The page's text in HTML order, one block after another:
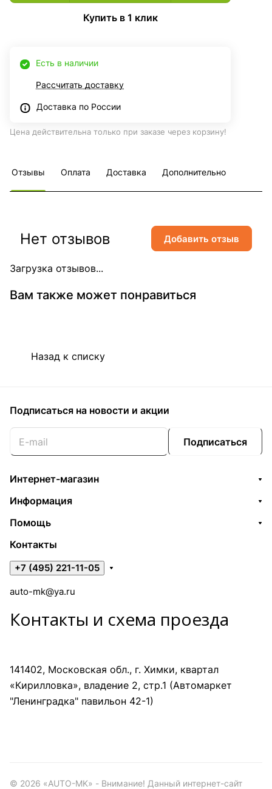
Купить в 1 клик
Есть в наличии
Рассчитать доставку
Доставка по России
Цена действительна только при заказе через корзину!
Отзывы Оплата Доставка Дополнительно
Загрузка отзывов...
Нет отзывов Добавить отзыв
Вам также может понравиться
Назад к списку
Подписаться на новости и акции
Подписаться
Интернет-магазин
Информация
Помощь
Контакты
+7 (495) 221-11-05
auto-mk@ya.ru
Контакты и схема проезда
141402, Московская обл., г. Химки, квартал
«Кирилловка», владение 2, стр.1 (Автомаркет
"Ленинградка" павильон 42-1)
© 2026 «AUTO-MK» - Внимание! Данный интернет-сайт